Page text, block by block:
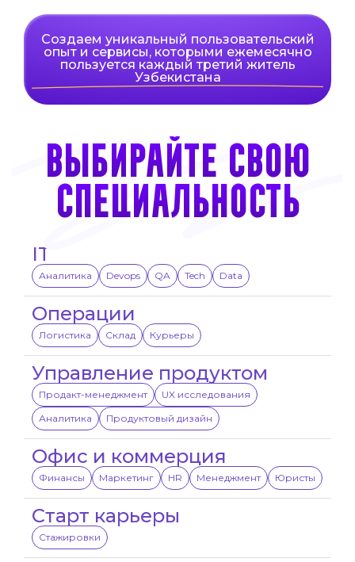
Создаем уникальный пользовательский
опыт и сервисы, которыми ежемесячно
пользуется каждый третий житель
Узбекистана
ВЫБИРАЙТЕ СВОЮ
СПЕЦИАЛЬНОСТЬ
IT
Аналитика Devops QA Tech Data
Операции
Логистика Склад Курьеры
Управление продуктом
Продакт-менеджмент
UX исследования
Аналитика
Продуктовый дизайн
Офис и коммерция
Финансы Маркетинг HR Менеджмент Юристы
Старт карьеры
Стажировки